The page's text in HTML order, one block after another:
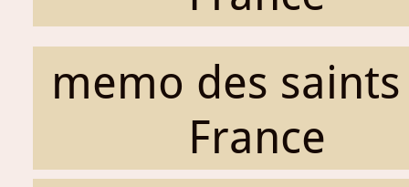
memo des
France